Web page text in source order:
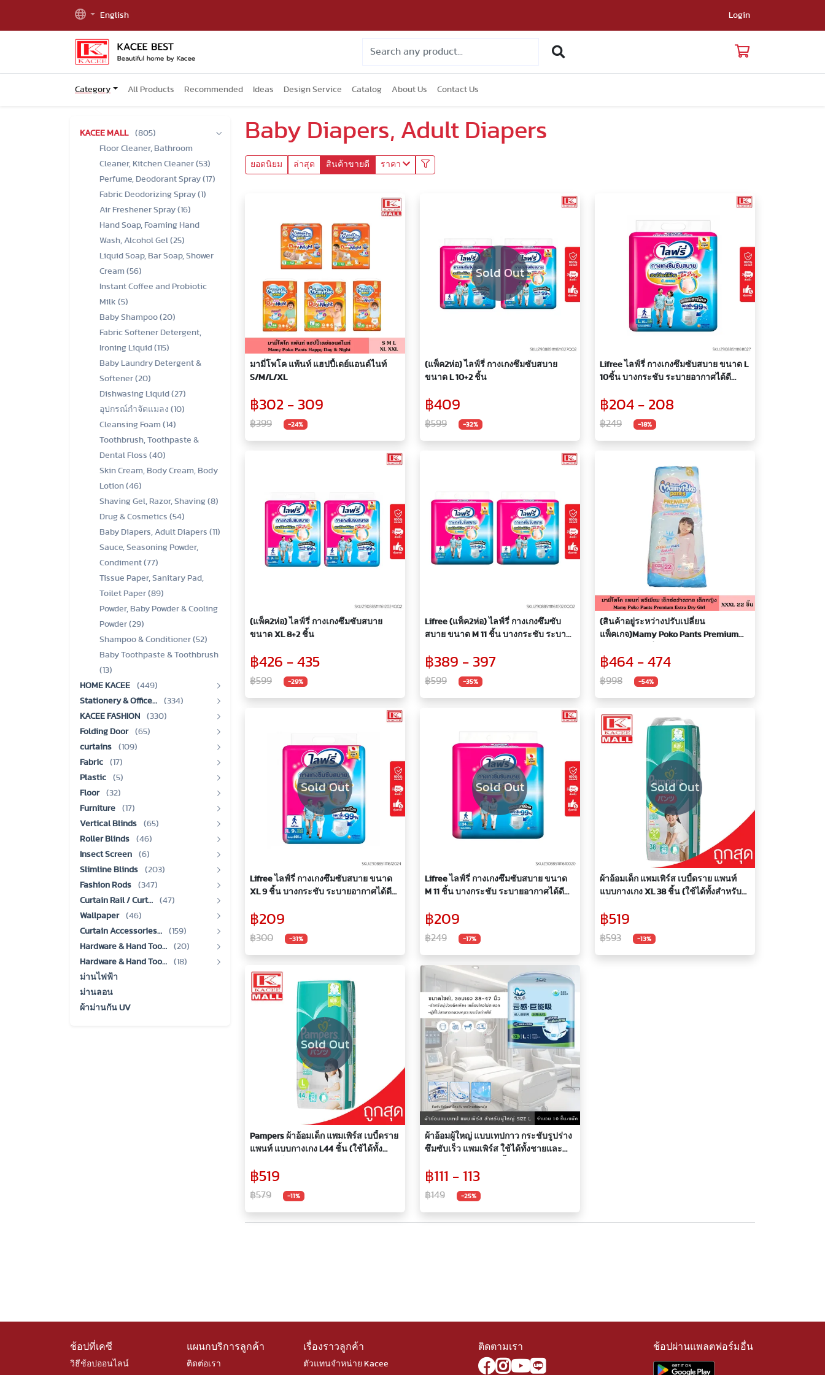
English Login
Category All Products Recommended Ideas Design Service Catalog About Us Contact Us
KACEE MALL
(805)
Floor Cleaner, Bathroom
Cleaner, Kitchen Cleaner (53)
Perfume, Deodorant Spray (17)
Fabric Deodorizing Spray (1)
Air Freshener Spray (16)
Hand Soap, Foaming Hand
Wash, Alcohol Gel (25)
Liquid Soap, Bar Soap, Shower
Cream (56)
Instant Coffee and Probiotic
Milk (5)
Baby Shampoo (20)
Fabric Softener Detergent,
Ironing Liquid (115)
Baby Laundry Detergent &
Softener (20)
Dishwasing Liquid (27)
อุปกรณ์กำจัดแมลง (10)
Cleansing Foam (14)
Toothbrush, Toothpaste &
Dental Floss (40)
Skin Cream, Body Cream, Body
Lotion (46)
Shaving Gel, Razor, Shaving (8)
Drug & Cosmetics (54)
Baby Diapers, Adult Diapers (11)
Sauce, Seasoning Powder,
Condiment (77)
Tissue Paper, Sanitary Pad,
Toilet Paper (89)
Powder, Baby Powder & Cooling
Powder (29)
Shampoo & Conditioner (52)
Baby Toothpaste & Toothbrush
(13)
HOME KACEE
(449)
Stationery & Office…
(334)
KACEE FASHION
(330)
Folding Door
(65)
curtains
(109)
Fabric
(17)
Plastic
(5)
Floor
(32)
Furniture
(17)
Vertical Blinds
(65)
Roller Blinds
(46)
Insect Screen
(6)
Slimline Blinds
(203)
Fashion Rods
(347)
Curtain Rail / Curt…
(47)
Wallpaper
(46)
Curtain Accessories…
(159)
Hardware & Hand Too…
(20)
Hardware & Hand Too…
(18)
ม่านไฟฟ้า
ม่านลอน
ผ้าม่านกัน UV
Baby Diapers, Adult Diapers
ยอดนิยม ล่าสุด สินค้าขายดี ราคา
มามี่โพโค แพ้นท์ แฮปปี้เดย์แอนด์ไนท์
S/M/L/XL
฿302 - 309
฿399 -24%
Sold Out
(แพ็ค2ห่อ) ไลฟ์รี่ กางเกงซึมซับสบาย
ขนาด L 10+2 ชิ้น
฿409
฿599 -32%
Lifree ไลฟ์รี่ กางเกงซึมซับสบาย ขนาด L
10ชิ้น บางกระชับ ระบายอากาศได้ดี
ซึมซับ ผ้าอ้อมผู้ใหญ่
฿204 - 208
฿249 -18%
(แพ็ค2ห่อ) ไลฟ์รี่ กางเกงซึมซับสบาย
ขนาด XL 8+2 ชิ้น
฿426 - 435
฿599 -29%
Lifree (แพ็ค2ห่อ) ไลฟ์รี่ กางเกงซึมซับ
สบาย ขนาด M 11 ชิ้น บางกระชับ ระบาย
สบาย กางเกงซึมซับ ผ้าอ้อมผู้ใหญ่
฿389 - 397
฿599 -35%
(สินค้าอยู่ระหว่างปรับเปลี่ยน
แพ็คเกจ)Mamy Poko Pants Premium
เอ็กซ์ตร้าดราย XXXL 22 ชิ้น โฉมใหม่ ผ้า
สำเร็จรูป แพมเพิส แพมเพิสเด็ก
฿464 - 474
฿998 -54%
Sold Out
Lifree ไลฟ์รี่ กางเกงซึมซับสบาย ขนาด
XL 9 ชิ้น บางกระชับ ระบายอากาศได้ดี
ซึมซับ ผ้าอ้อมผู้ใหญ่
฿209
฿300 -31%
Sold Out
Lifree ไลฟ์รี่ กางเกงซึมซับสบาย ขนาด
M 11 ชิ้น บางกระชับ ระบายอากาศได้ดี
ซึมซับ ผ้าอ้อมผู้ใหญ่
฿209
฿249 -17%
Sold Out
ผ้าอ้อมเด็ก แพมเพิร์ส เบบี้ดราย แพนท์
แบบกางเกง XL 38 ชิ้น (ใช้ได้ทั้งสำหรับ
฿519
฿593 -13%
Sold Out
Pampers ผ้าอ้อมเด็ก แพมเพิร์ส เบบี้ดราย
แพนท์ แบบกางเกง L44 ชิ้น (ใช้ได้ทั้ง
฿519
฿579 -11%
ผ้าอ้อมผู้ใหญ่ แบบเทปกาว กระชับรูปร่าง
ซึมซับเร็ว แพมเพิร์ส ใช้ได้ทั้งชายและ
฿111 - 113
฿149 -25%
ช้อปที่เคซี
วิธีช้อปออนไลน์
แผนกบริการลูกค้า
ติดต่อเรา
เรื่องราวลูกค้า
ตัวแทนจำหน่าย Kacee
ติดตามเรา ช้อปผ่านแพลตฟอร์มอื่น